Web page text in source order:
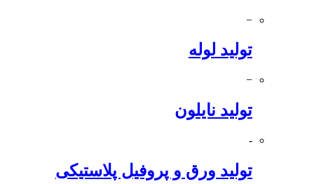
−
تولید لوله
−
تولید نایلون
-
تولید ورق و پروفیل پلاستیکی